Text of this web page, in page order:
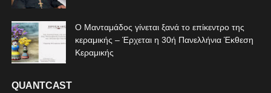
Ο Μανταμάδος γίνεται ξανά το επίκεντρο της
κεραμικής – Έρχεται η 30ή Πανελλήνια Έκθεση
Κεραμικής
QUANTCAST